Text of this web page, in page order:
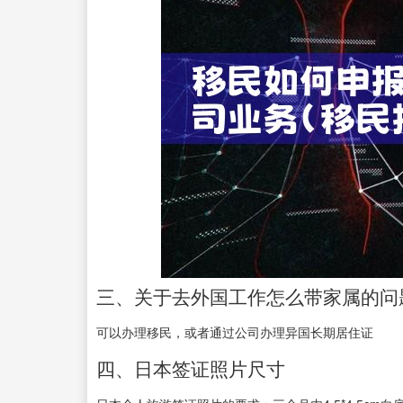
三、关于去外国工作怎么带家属的
可以办理移民，或者通过公司办理异国长期居住证
四、日本签证照片尺寸